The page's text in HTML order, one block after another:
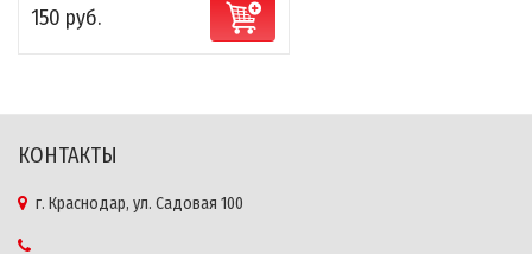
150 руб.
КОНТАКТЫ
г. Краснодар, ул. Садовая 100